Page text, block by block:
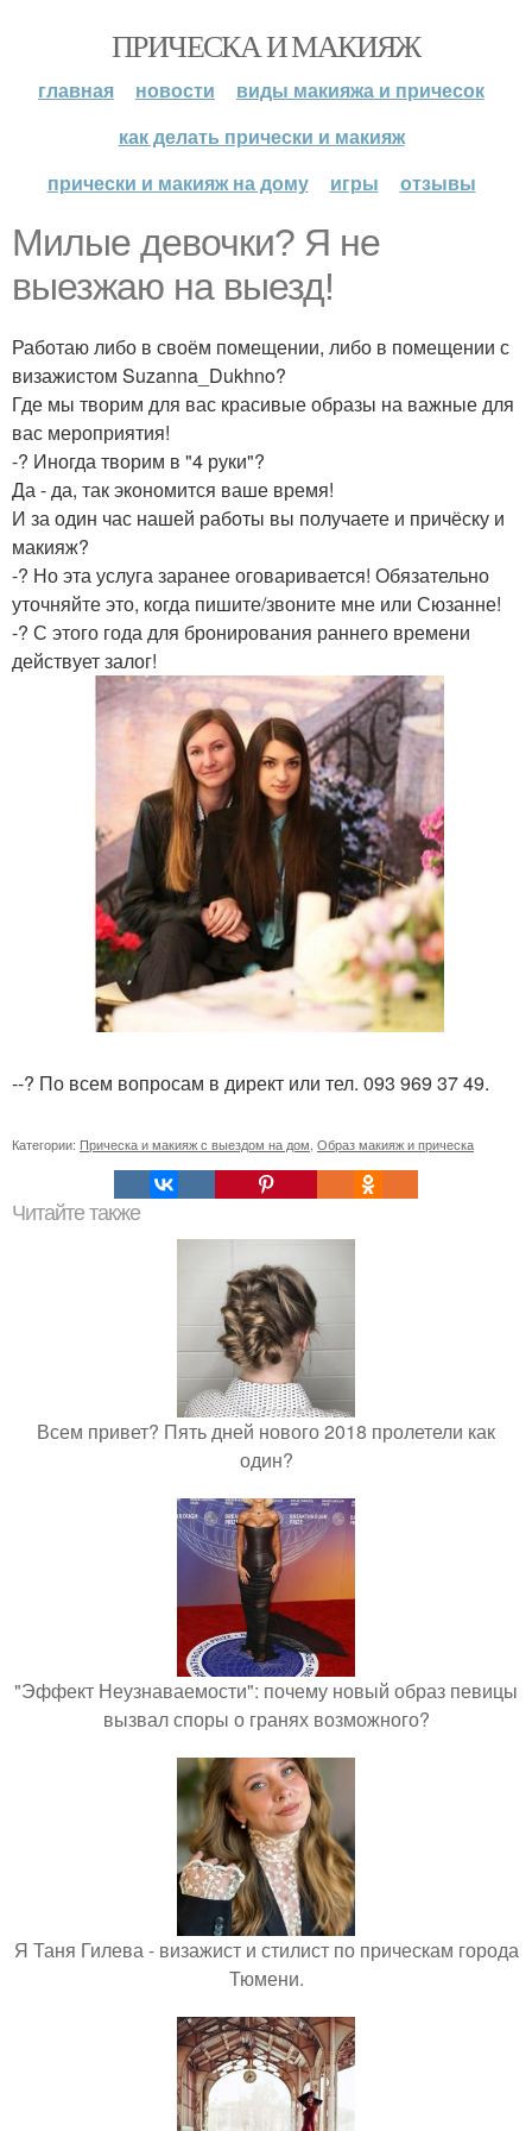
ПРИЧЕСКА И МАКИЯЖ
главная новости
виды макияжа и причесок
как делать прически и макияж
прически и макияж на дому
игры отзывы
Милые девочки? Я не
выезжаю на выезд!
Работаю либо в своём помещении, либо в помещении с
визажистом Suzanna_Dukhno?
Где мы творим для вас красивые образы на важные для
вас мероприятия!
-? Иногда творим в "4 руки"?
Да - да, так экономится ваше время!
И за один час нашей работы вы получаете и причёску и
макияж?
-? Но эта услуга заранее оговаривается! Обязательно
уточняйте это, когда пишите/звоните мне или Сюзанне!
-? С этого года для бронирования раннего времени
действует залог!
--? По всем вопросам в директ или тел. 093 969 37 49.
Категории: Прическа и макияж с выездом на дом Образ макияж и прическа
Читайте также
Всем привет? Пять дней нового 2018 пролетели как
один?
"Эффект Неузнаваемости": почему новый образ певицы
вызвал споры о гранях возможного?
Я Таня Гилева - визажист и стилист по прическам города
Тюмени.